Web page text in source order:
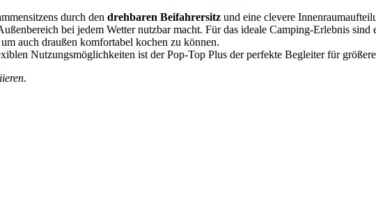
durch den drehbaren Beifahrersitz und eine clevere
bei jedem Wetter nutzbar macht. Für das ideale Camping-Erlebnis sind
auch draußen komfortabel kochen zu können.
Nutzungsmöglichkeiten ist der Pop-Top Plus der perfekte Begleiter für